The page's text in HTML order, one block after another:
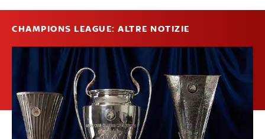
CHAMPIONS LEAGUE: ALTRE NOTIZIE